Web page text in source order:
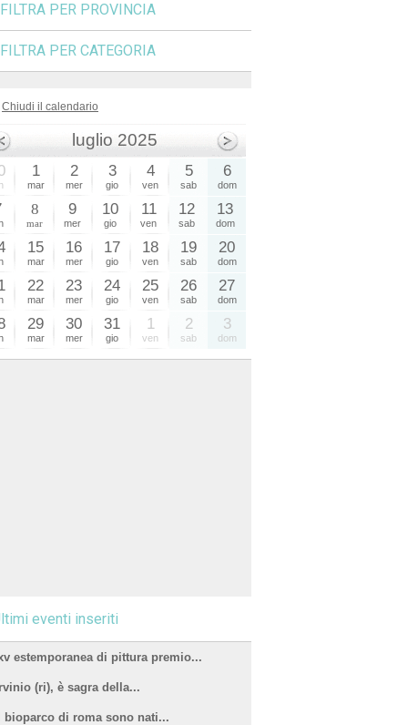
FILTRA PER PROVINCIA
FILTRA PER CATEGORIA
Chiudi il calendario
luglio 2025
1
mar
2
mer
3
gio
4
ven
5
sab
6
dom
8
mar
9
mer
10
gio
11
ven
12
sab
13
dom
15
mar
16
mer
17
gio
18
ven
19
sab
20
dom
22
mar
23
mer
24
gio
25
ven
26
sab
27
dom
29
mar
30
mer
31
gio
1
ven
2
sab
3
dom
eventi inseriti
estemporanea di pittura premio...
(ri), è sagra della...
bioparco di roma sono nati...